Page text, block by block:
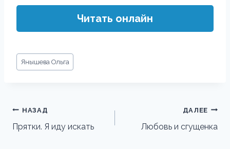
Читать онлайн
Метки
записи:
Янышева Ольга
Навигация
по
НАЗАД
Прятки. Я иду искать
ДАЛЕЕ
Любовь и сгущенка